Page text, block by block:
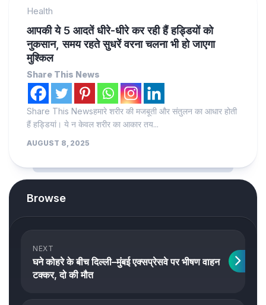
Health
आपकी ये 5 आदतें धीरे-धीरे कर रही हैं हड्डियों को
नुकसान, समय रहते सुधरें वरना चलना भी हो जाएगा
मुश्किल
Share This News
Share This Newsहमारे शरीर की मजबूती और संतुलन का आधार होती
हैं हड्डियां। ये न केवल शरीर का आकार तय...
AUGUST 8, 2025
Browse
NEXT
घने कोहरे के बीच दिल्ली–मुंबई एक्सप्रेसवे पर भीषण वाहन
टक्कर, दो की मौत